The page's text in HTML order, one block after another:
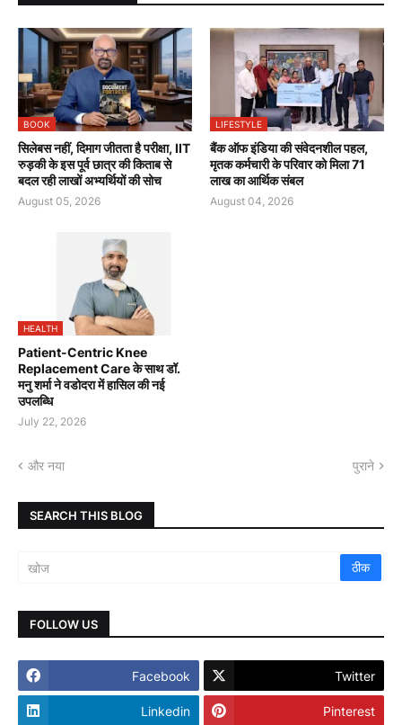
BOOK
सिलेबस नहीं, दिमाग जीतता है परीक्षा, IIT
रुड़की के इस पूर्व छात्र की किताब से
बदल रही लाखों अभ्यर्थियों की सोच
August 05, 2026
LIFESTYLE
बैंक ऑफ इंडिया की संवेदनशील पहल,
मृतक कर्मचारी के परिवार को मिला 71
लाख का आर्थिक संबल
August 04, 2026
HEALTH
Patient-Centric Knee
Replacement Care के साथ डॉ.
मनु शर्मा ने वडोदरा में हासिल की नई
उपलब्धि
July 22, 2026
और नया पुराने
SEARCH THIS BLOG
FOLLOW US
Facebook Twitter
Linkedin Pinterest